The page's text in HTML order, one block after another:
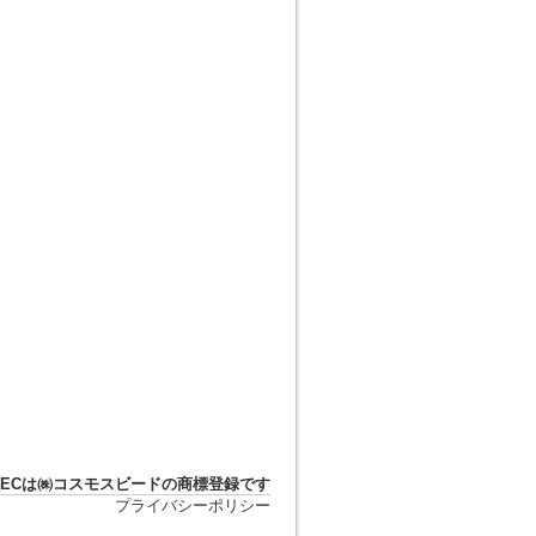
は㈱コスモスビードの商標登録です
プライバシーポリシー